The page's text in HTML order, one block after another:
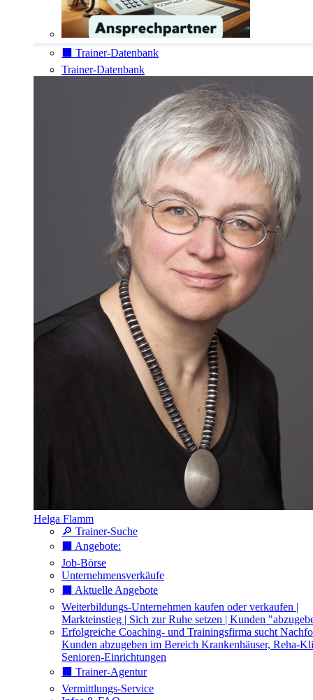
⬛️ Trainer-Datenbank
Trainer-Datenbank
Helga Flamm
🔎 Trainer-Suche
⬛️ Angebote:
Job-Börse
Unternehmensverkäufe
⬛️ Aktuelle Angebote
Weiterbildungs-Unternehmen kaufen oder verkaufen |
Markteinstieg | Sich zur Ruhe setzen | Kunden
Erfolgreiche Coaching- und Trainingsfirma sucht
Kunden abzugeben im Bereich Krankenhäuser, Reha-
Senioren-Einrichtungen
⬛️ Trainer-Agentur
Vermittlungs-Service